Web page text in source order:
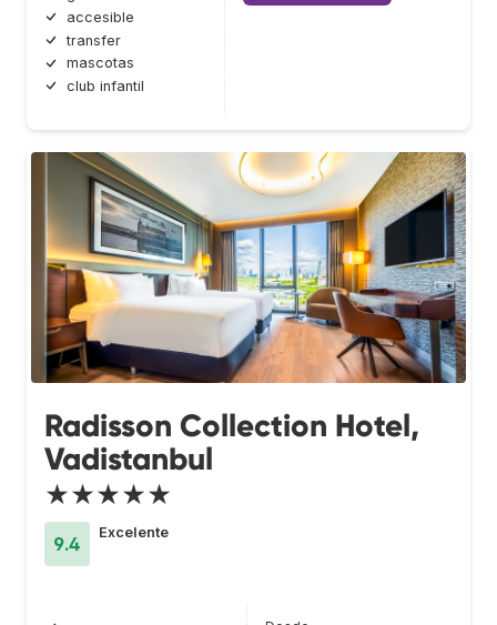
accesible
transfer
mascotas
club infantil
Radisson Collection Hotel,
Vadistanbul
★★★★★
9.4
Excelente